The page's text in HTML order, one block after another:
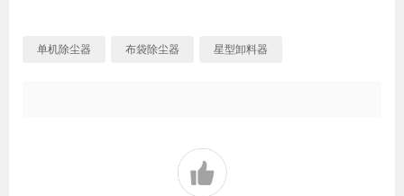
单机除尘器 布袋除尘器 星型卸料器